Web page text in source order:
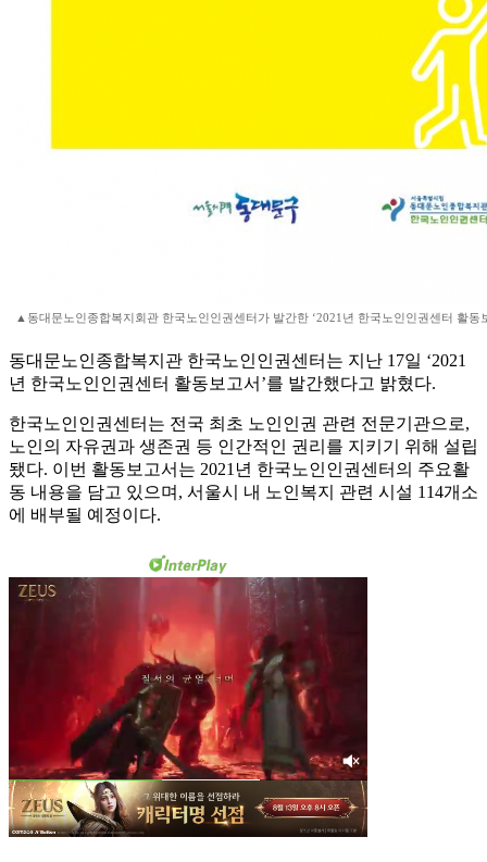
▲동대문노인종합복지회관 한국노인인권센터가 발간한 ‘2021년 한국노인인권센터 활동
동대문노인종합복지관 한국노인인권센터는 지난 17일 ‘2021
년 한국노인인권센터 활동보고서’를 발간했다고 밝혔다.
한국노인인권센터는 전국 최초 노인인권 관련 전문기관으로,
노인의 자유권과 생존권 등 인간적인 권리를 지키기 위해 설립
됐다. 이번 활동보고서는 2021년 한국노인인권센터의 주요활
동 내용을 담고 있으며, 서울시 내 노인복지 관련 시설 114개소
에 배부될 예정이다.